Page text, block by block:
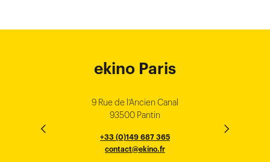
ekino Paris
9 Rue de l’Ancien Canal
93500 Pantin
+33 (0)149 687 365
contact@ekino.fr
ekino
80 Robinson Road
Singapore 068898
+65 6317 6600contact@ekino.sg
ekino Ho Chi
THE EMPORIUM, 3rd Floor
184 Le Dai Hanh, Phu Tho Ward
Ho-Chi-Minh City
ekino Bordeaux
1 cours Xavier Arnozan
33000 Bordeaux
+33 (0)5 57 22 76 60
contact@ekino.fr
ekino Hong
25F, Paul Y. Centre 51
Hung To Rd, Kwan Tong
Hong Kong
ekino
124, Surya Chambers
6th Floor, HAL Old Airport Rd
Murugesh Pallya, Karnataka
ekino New York
200 Madison Ave
NEW YORK
+84909233727